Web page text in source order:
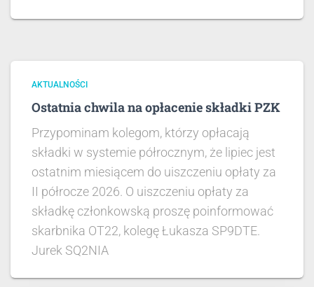
AKTUALNOŚCI
Ostatnia chwila na opłacenie składki PZK
Przypominam kolegom, którzy opłacają
składki w systemie półrocznym, że lipiec jest
ostatnim miesiącem do uiszczeniu opłaty za
II półrocze 2026. O uiszczeniu opłaty za
składkę członkowską proszę poinformować
skarbnika OT22, kolegę Łukasza SP9DTE.
Jurek SQ2NIA